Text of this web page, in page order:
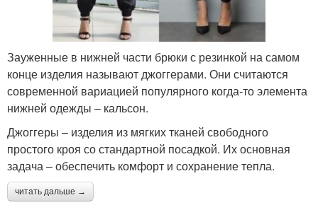
Зауженные в нижней части брюки с резинкой на самом
конце изделия называют джоггерами. Они считаются
современной вариацией популярного когда-то элемента
нижней одежды – кальсон.
Джоггеры – изделия из мягких тканей свободного
простого кроя со стандартной посадкой. Их основная
задача – обеспечить комфорт и сохранение тепла.
читать дальше →